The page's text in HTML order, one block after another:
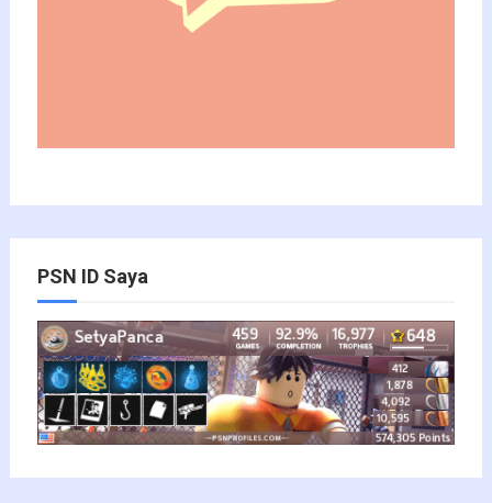
PSN ID Saya